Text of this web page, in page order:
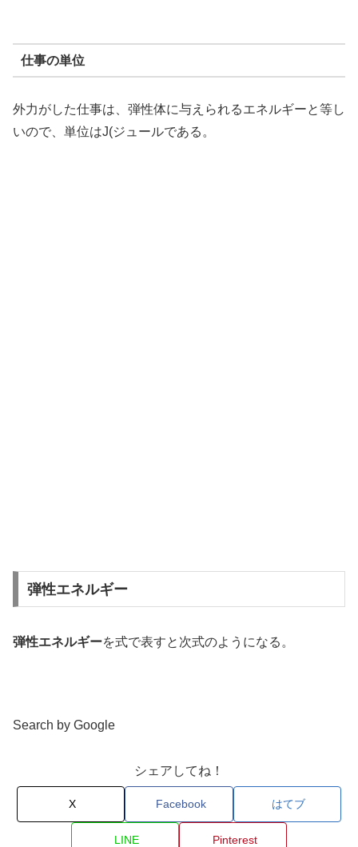
仕事の単位
外力がした仕事は、弾性体に与えられるエネルギーと等し
いので、単位はJ(ジュールである。
弾性エネルギー
弾性エネルギーを式で表すと次式のようになる。
Search by Google
シェアしてね！
X Facebook はてブ
LINE Pinterest